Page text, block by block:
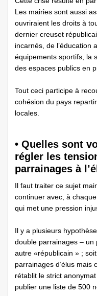
Les mairies sont aussi
ouvriraient les droits à
dernier creuset
incarnés, de l’éducation
équipements sportifs, la
des espaces publics en
Tout ceci participe à
cohésion du pays
locales.
• Quelles sont
régler les
parrainages à
Il faut traiter ce sujet
continuer avec, à
qui met une pression
Il y a plusieurs
double parrainages – un
autre «républicain » ;
parrainages d’élus mais
rétablit le strict
publier une liste de 500